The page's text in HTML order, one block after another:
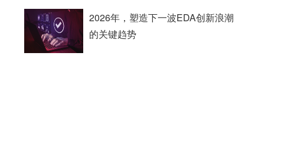
2026年，塑造下一波EDA创新浪潮
的关键趋势